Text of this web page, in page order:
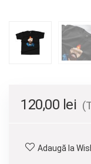
120,00 lei
Adaugă la